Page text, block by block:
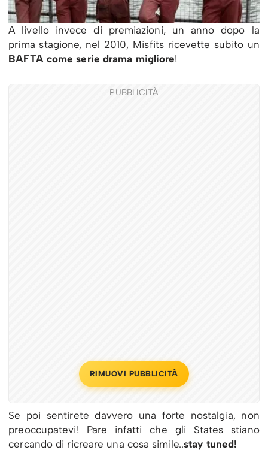
A livello invece di premiazioni, un anno dopo la
prima stagione, nel 2010, Misfits ricevette subito un
BAFTA come serie drama migliore!
PUBBLICITÀ
RIMUOVI PUBBLICITÀ
Se poi sentirete davvero una forte nostalgia, non
preoccupatevi! Pare infatti che gli States stiano
cercando di ricreare una cosa simile..stay tuned!